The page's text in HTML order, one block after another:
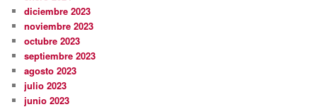
diciembre 2023
noviembre 2023
octubre 2023
septiembre 2023
agosto 2023
julio 2023
junio 2023